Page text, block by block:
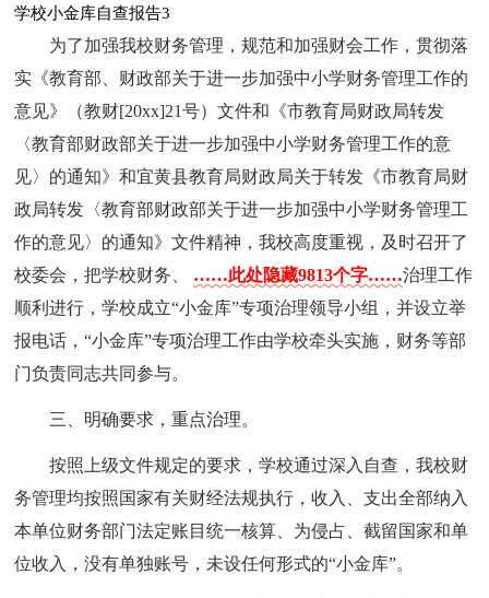
学校小金库自查报告3
为了加强我校财务管理，规范和加强财会工作，贯彻落
实《教育部、财政部关于进一步加强中小学财务管理工作的
意见》（教财[20xx]21号）文件和《市教育局财政局转发
〈教育部财政部关于进一步加强中小学财务管理工作的意
见〉的通知》和宜黄县教育局财政局关于转发《市教育局财
政局转发〈教育部财政部关于进一步加强中小学财务管理工
作的意见〉的通知》文件精神，我校高度重视，及时召开了
校委会，把学校财务、 ……此处隐藏9813个字……治理工作
顺利进行，学校成立“小金库”专项治理领导小组，并设立举
报电话，“小金库”专项治理工作由学校牵头实施，财务等部
门负责同志共同参与。
三、明确要求，重点治理。
按照上级文件规定的要求，学校通过深入自查，我校财
务管理均按照国家有关财经法规执行，收入、支出全部纳入
本单位财务部门法定账目统一核算、为侵占、截留国家和单
位收入，没有单独账号，未设任何形式的“小金库”。